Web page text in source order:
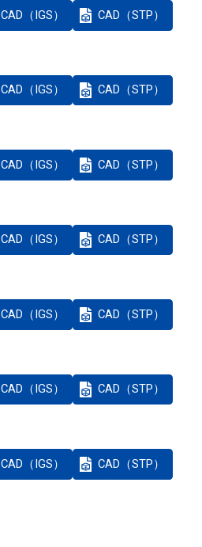
CAD（IGS） CAD（STP）
CAD（IGS） CAD（STP）
CAD（IGS） CAD（STP）
CAD（IGS） CAD（STP）
CAD（IGS） CAD（STP）
CAD（IGS） CAD（STP）
CAD（IGS） CAD（STP）